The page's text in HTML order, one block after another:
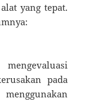
yang tepat.
pada